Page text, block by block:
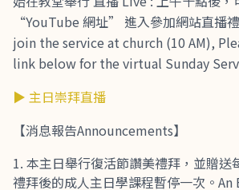
“YouTube 網址” 進入參加網站直播
join the service at church (10 AM),
link below for the virtual Sunday
▶ 主日崇拜直播
【消息報告Announcements】
本主日舉行復活節讚美禮拜，並贈送
禮拜後的成人主日學課程暫停一次。An